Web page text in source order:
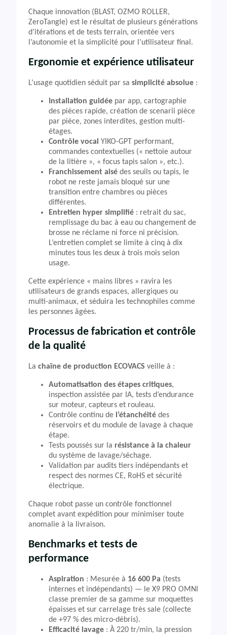
Chaque innovation (BLAST, OZMO ROLLER,
ZeroTangle) est le résultat de plusieurs générations
d’itérations et de tests terrain, orientée vers
l’autonomie et la simplicité pour l’utilisateur final.
Ergonomie et expérience utilisateur
L’usage quotidien séduit par sa simplicité absolue :
Installation guidée par app, cartographie
des pièces rapide, création de scenarii pièce
par pièce, zones interdites, gestion multi-
étages.
Contrôle vocal YIKO-GPT performant,
commandes contextuelles (« nettoie autour
de la litière », « focus tapis salon », etc.).
Franchissement aisé des seuils ou tapis, le
robot ne reste jamais bloqué sur une
transition entre chambres ou pièces
différentes.
Entretien hyper simplifié : retrait du sac,
remplissage du bac à eau ou changement de
brosse ne réclame ni force ni précision.
L’entretien complet se limite à cinq à dix
minutes tous les deux à trois mois selon
usage.
Cette expérience « mains libres » ravira les
utilisateurs de grands espaces, allergiques ou
multi-animaux, et séduira les technophiles comme
les personnes âgées.
Processus de fabrication et contrôle
de la qualité
La chaîne de production ECOVACS veille à :
Automatisation des étapes critiques,
inspection assistée par IA, tests d’endurance
sur moteur, capteurs et rouleau.
Contrôle continu de l’étanchéité des
réservoirs et du module de lavage à chaque
étape.
Tests poussés sur la résistance à la chaleur
du système de lavage/séchage.
Validation par audits tiers indépendants et
respect des normes CE, RoHS et sécurité
électrique.
Chaque robot passe un contrôle fonctionnel
complet avant expédition pour minimiser toute
anomalie à la livraison.
Benchmarks et tests de
performance
Aspiration : Mesurée à 16 600 Pa (tests
internes et indépendants) — le X9 PRO OMNI
classe premier de sa gamme sur moquettes
épaisses et sur carrelage très sale (collecte
de +97 % des micro-débris).
Efficacité lavage : À 220 tr/min, la pression